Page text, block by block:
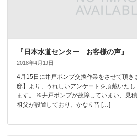
『日本水道センター お客様の声』
2018年4月19日
4月15日に井戸ポンプ交換作業をさせて頂き
邸】より、うれしいアンケートを頂戴いた
ます。 ※井戸ポンプが故障していまい、見積
祖父が設置しており、かなり昔 […]